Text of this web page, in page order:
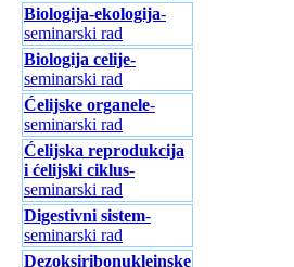
Biologija-ekologija-
seminarski rad
Biologija celije-
seminarski rad
Ćelijske organele-
seminarski rad
Ćelijska reprodukcija
i ćelijski ciklus-
seminarski rad
Digestivni sistem-
seminarski rad
Dezoksiribonukleinske